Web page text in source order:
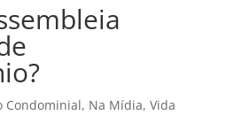
Condominial, Na Mídia, Vida